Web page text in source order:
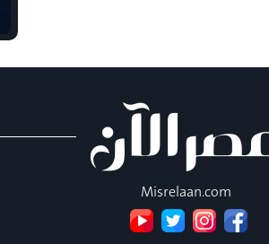
Misrelaan.com